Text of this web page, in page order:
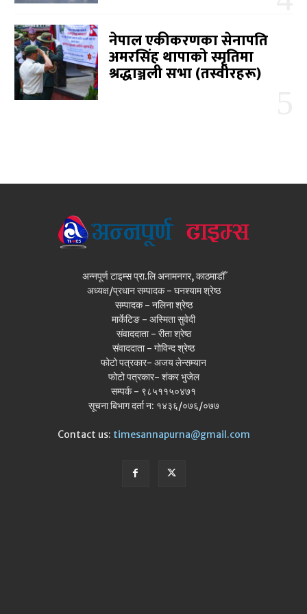
नेपाल एकीकरणका सेनापति
अमरसिंह थापाको स्मृतिमा
श्रद्धाञ्जली सभा (तस्वीरहरू)
अन्नपूर्ण टाइम्स प्रा.लि अनामनगर, काठमाडौँ
अध्यक्ष/प्रधान सम्पादक - घनश्याम श्रेष्ठ
सम्पादक - नलिना श्रेष्ठ
मार्केटिङ - अस्मिता सुवेदी
संवाददाता - रीता श्रेष्ठ
संवाददाता - गोविन्द श्रेष्ठ
फोटो पत्रकार- अजय लेन्सम्यान
फोटो पत्रकार- शंकर भुजेल
सम्पर्क - ९८५११५०४७१
सूचना बिभाग दर्ता न: १४३६/०७६/०७७
Contact us: timesannapurna@gmail.com